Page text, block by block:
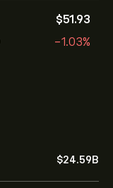
‎$‎51.93
-1.03%
‎$‎24.59B